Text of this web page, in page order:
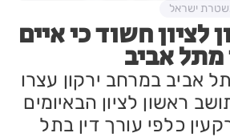
חשוד כי איים
מתל אביב
אביב במרחב ירקון עצרו
ראשון לציון הבאיומים
כלפי עורך דין בתל
ישראל